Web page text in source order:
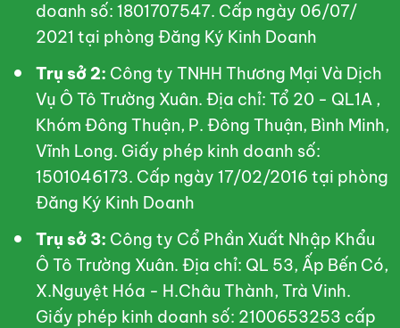
doanh số: 1801707547. Cấp ngày 06/07/
2021 tại phòng Đăng Ký Kinh Doanh
Trụ sở 2: Công ty TNHH Thương Mại Và Dịch
Vụ Ô Tô Trường Xuân. Địa chỉ: Tổ 20 - QL1A ,
Khóm Đông Thuận, P. Đông Thuận, Bình Minh,
Vĩnh Long. Giấy phép kinh doanh số:
1501046173. Cấp ngày 17/02/2016 tại phòng
Đăng Ký Kinh Doanh
Trụ sở 3: Công ty Cổ Phần Xuất Nhập Khẩu
Ô Tô Trường Xuân. Địa chỉ: QL 53, Ấp Bến Có,
X.Nguyệt Hóa - H.Châu Thành, Trà Vinh.
Giấy phép kinh doanh số: 2100653253 cấp